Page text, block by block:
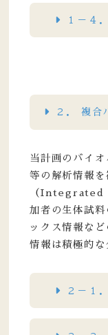
１－４
２． 複合
当計画のバイ
等の解析情報を
（Integrated
加者の生体試料
ックス情報な
情報は積極的な
２－１